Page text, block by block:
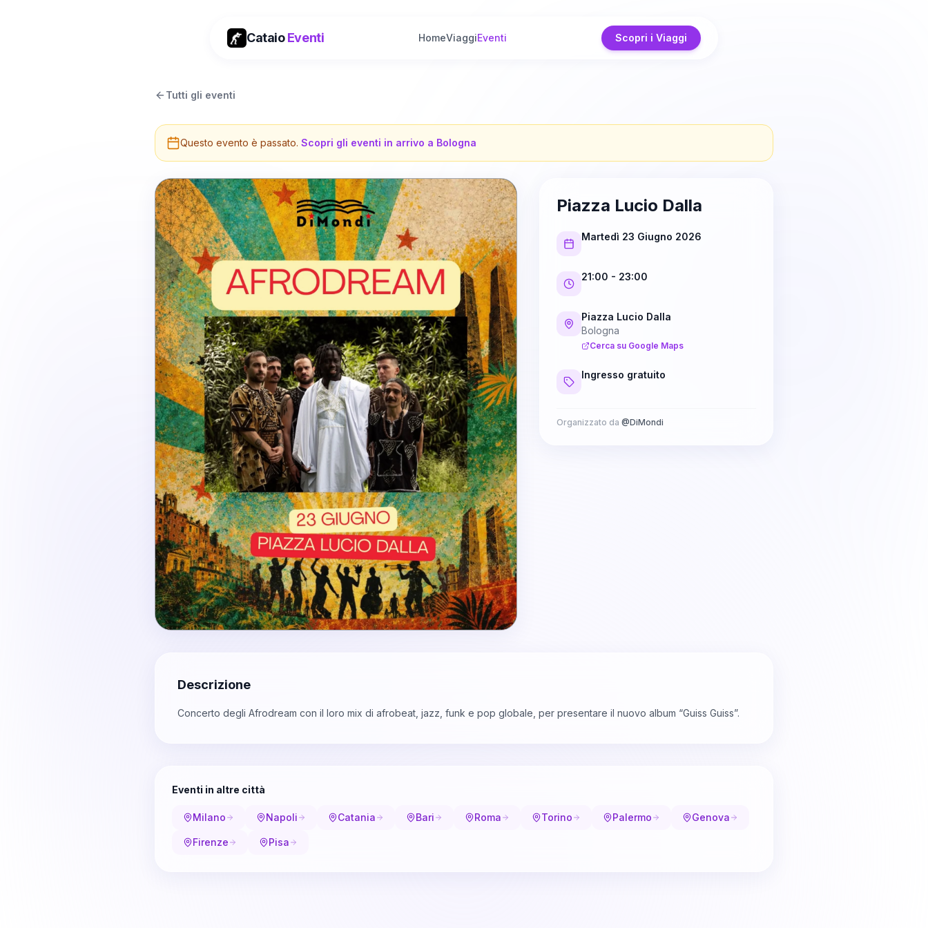
CataioEventi HomeViaggiEventi Scopri i Viaggi
Tutti gli eventi
Questo evento è passato. Scopri gli eventi in arrivo a Bologna
Piazza Lucio Dalla
Martedì 23 Giugno 2026
21:00 - 23:00
Piazza Lucio Dalla
Bologna
Cerca su Google Maps
Ingresso gratuito
Organizzato da @DiMondi
Descrizione
Concerto degli Afrodream con il loro mix di afrobeat, jazz, funk e pop globale, per presentare il nuovo album “Guiss Guiss”.
Eventi in altre città
Milano Napoli Catania Bari Roma Torino Palermo Genova
Firenze Pisa